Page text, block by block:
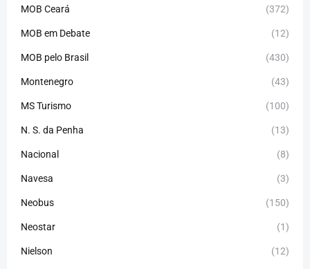
MOB Ceará (372)
MOB em Debate (12)
MOB pelo Brasil (430)
Montenegro (43)
MS Turismo (100)
N. S. da Penha (13)
Nacional (8)
Navesa (3)
Neobus (150)
Neostar (1)
Nielson (12)